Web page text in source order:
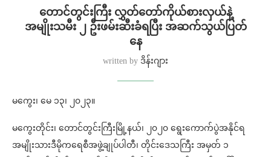
တောင်တွင်းကြီး လွှတ်တော်ကိုယ်စားလှယ်နဲ့
အမျိုးသမီး ၂ ဦးဖမ်းဆီးခံရပြီး အဆက်သွယ်ပြတ်
နေ
written by ဒိန်းဂျား
မကွေး၊ မေ ၁၃၊ ၂၀၂၃။
မကွေးတိုင်း၊ တောင်တွင်းကြီးမြို့နယ်၊ ၂၀၂၀ ရွေးကောက်ပွဲအနိုင်ရ
အမျိုးသားဒီမိုကရေစီအဖွဲ့ချုပ်ပါတီ၊ တိုင်းဒေသကြီး အမှတ် ၁